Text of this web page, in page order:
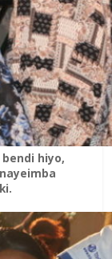
hiyo,